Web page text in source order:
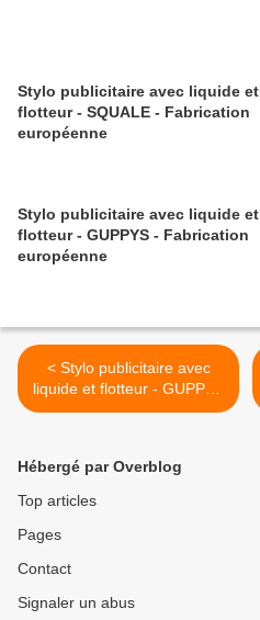
Stylo publicitaire avec liquide et
flotteur - SQUALE - Fabrication
européenne
Stylo publicitaire avec liquide et
flotteur - GUPPYS - Fabrication
européenne
< Stylo publicitaire avec
liquide et flotteur - GUPPYS
- Fabrication européenne
Hébergé par Overblog
Top articles
Pages
Contact
Signaler un abus